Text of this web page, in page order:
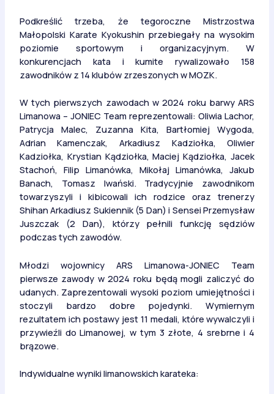
Podkreślić trzeba, że tegoroczne Mistrzostwa
Małopolski Karate Kyokushin przebiegały na wysokim
poziomie sportowym i organizacyjnym. W
konkurencjach kata i kumite rywalizowało 158
zawodników z 14 klubów zrzeszonych w MOZK.
W tych pierwszych zawodach w 2024 roku barwy ARS
Limanowa – JONIEC Team reprezentowali: Oliwia Lachor,
Patrycja Malec, Zuzanna Kita, Bartłomiej Wygoda,
Adrian Kamenczak, Arkadiusz Kadziołka, Oliwier
Kadziołka, Krystian Kądziołka, Maciej Kądziołka, Jacek
Stachoń, Filip Limanówka, Mikołaj Limanówka, Jakub
Banach, Tomasz Iwański. Tradycyjnie zawodnikom
towarzyszyli i kibicowali ich rodzice oraz trenerzy
Shihan Arkadiusz Sukiennik (5 Dan) i Sensei Przemysław
Juszczak (2 Dan), którzy pełnili funkcję sędziów
podczas tych zawodów.
Młodzi wojownicy ARS Limanowa-JONIEC Team
pierwsze zawody w 2024 roku będą mogli zaliczyć do
udanych. Zaprezentowali wysoki poziom umiejętności i
stoczyli bardzo dobre pojedynki. Wymiernym
rezultatem ich postawy jest 11 medali, które wywalczyli i
przywieźli do Limanowej, w tym 3 złote, 4 srebrne i 4
brązowe.
Indywidualne wyniki limanowskich karateka: